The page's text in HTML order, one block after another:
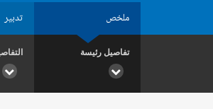
ملخص تدبير
تفاصيل رئيسة